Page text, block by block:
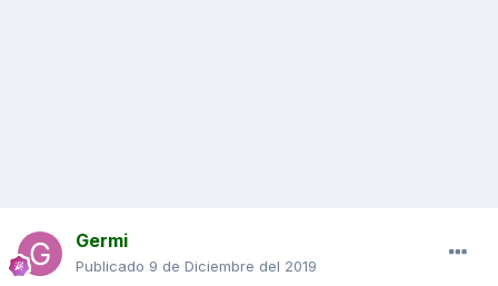
Germi
Publicado 9 de Diciembre del 2019